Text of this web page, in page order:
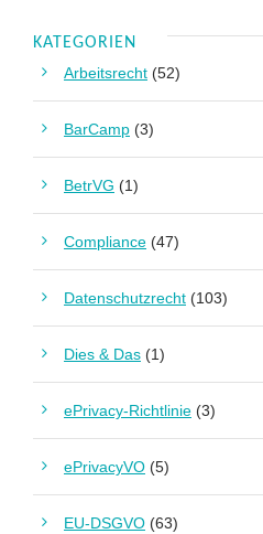
KATEGORIEN
Arbeitsrecht (52)
BarCamp (3)
BetrVG (1)
Compliance (47)
Datenschutzrecht (103)
Dies & Das (1)
ePrivacy-Richtlinie (3)
ePrivacyVO (5)
EU-DSGVO (63)